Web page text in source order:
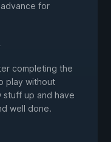
for
completing the
play without
stuff up and have
well done.